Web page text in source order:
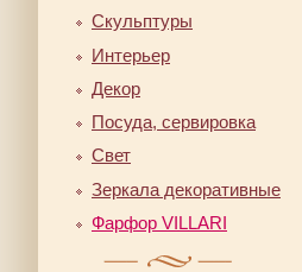
Скульптуры
Интерьер
Декор
Посуда, сервировка
Свет
Зеркала декоративные
Фарфор VILLARI